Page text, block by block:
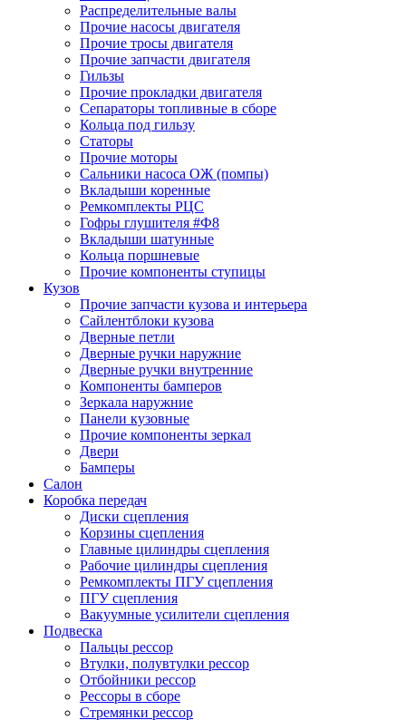
Распределительные валы
Прочие насосы двигателя
Прочие тросы двигателя
Прочие запчасти двигателя
Гильзы
Прочие прокладки двигателя
Сепараторы топливные в сборе
Кольца под гильзу
Статоры
Прочие моторы
Сальники насоса ОЖ (помпы)
Вкладыши коренные
Ремкомплекты РЦС
Гофры глушителя #Ф8
Вкладыши шатунные
Кольца поршневые
Прочие компоненты ступицы
Кузов
Прочие запчасти кузова и интерьера
Сайлентблоки кузова
Дверные петли
Дверные ручки наружние
Дверные ручки внутренние
Компоненты бамперов
Зеркала наружние
Панели кузовные
Прочие компоненты зеркал
Двери
Бамперы
Салон
Коробка передач
Диски сцепления
Корзины сцепления
Главные цилиндры сцепления
Рабочие цилиндры сцепления
Ремкомплекты ПГУ сцепления
ПГУ сцепления
Вакуумные усилители сцепления
Подвеска
Пальцы рессор
Втулки, полувтулки рессор
Отбойники рессор
Рессоры в сборе
Стремянки рессор